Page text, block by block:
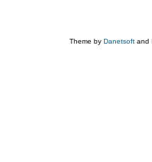
Theme by Danetsoft and